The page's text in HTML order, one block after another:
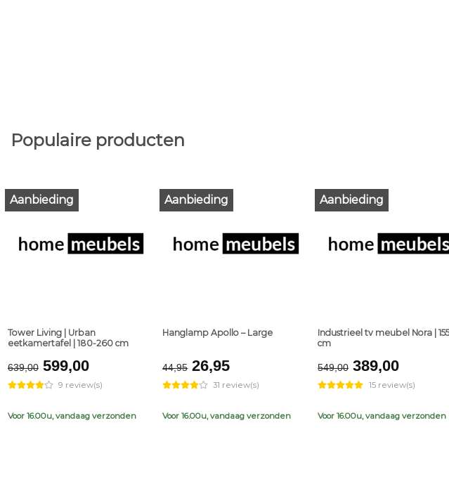
Populaire producten
Aanbieding
Tower Living | Urban
eetkamertafel | 180-260 cm
639,00 Original
price
was:
€639,00.
599,00Current
price
is:
€599,00.
9 review(s)
Voor 16.00u, vandaag verzonden
Aanbieding
Hanglamp Apollo – Large
44,95 Original
price
was:
€44,95.
26,95Current
price
is:
€26,95.
31 review(s)
Voor 16.00u, vandaag verzonden
Aanbieding
Industrieel tv meubel Nora |
cm
549,00 Original
price
was:
€549,00.
389,00Current
price
is:
15 review(s)
Voor 16.00u, vandaag verzonden